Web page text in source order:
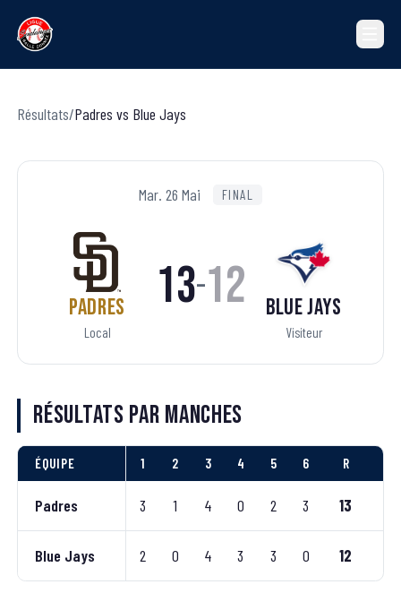
Résultats/Padres vs Blue Jays
Mar. 26 Mai FINAL
Padres
Local
13–12 Blue Jays
Visiteur
Résultats par manches
ÉQUIPE 1 2 3 4 5 6 R
Padres 3 1 4 0 2 3 13
Blue Jays 2 0 4 3 3 0 12